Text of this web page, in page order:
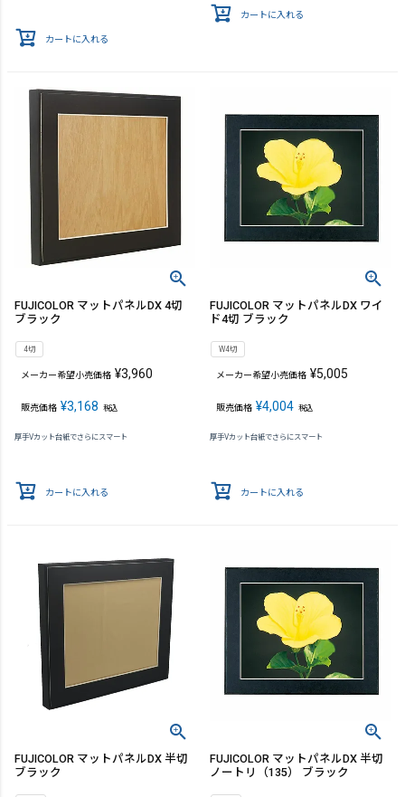
カートに入れる
カートに入れる
FUJICOLOR マットパネルDX 4切
ブラック
4切
メーカー希望小売価格 ¥3,960
販売価格 ¥3,168 税込
厚手Vカット台紙でさらにスマート
カートに入れる
FUJICOLOR マットパネルDX ワイ
ド4切 ブラック
W4切
メーカー希望小売価格 ¥5,005
販売価格 ¥4,004 税込
厚手Vカット台紙でさらにスマート
カートに入れる
FUJICOLOR マットパネルDX 半切
ブラック
FUJICOLOR マットパネルDX 半切
ノートリ（135） ブラック